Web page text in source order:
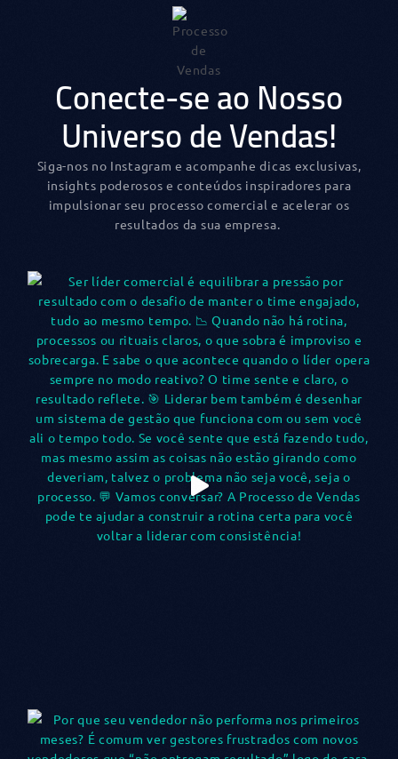
Conecte-se ao Nosso
Universo de Vendas!
Siga-nos no Instagram e acompanhe dicas exclusivas,
insights poderosos e conteúdos inspiradores para
impulsionar seu processo comercial e acelerar os
resultados da sua empresa.